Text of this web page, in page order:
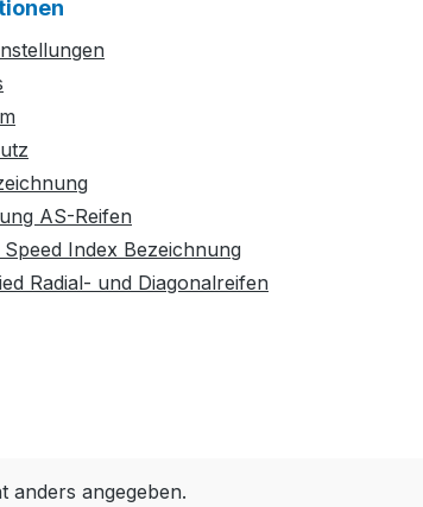
AS-Reifen
Index Bezeichnung
Radial- und Diagonalreifen
anders angegeben.